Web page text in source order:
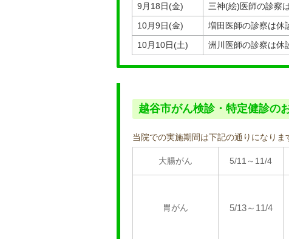
9月18日(金)
三神(絵)医師の診察
10月9日(金)
増田医師の診察は休
10月10日(土)
洲川医師の診察は休
越谷市がん検診・特定健診の
当院での実施期間は下記の通りになりま
大腸がん 5/11～11/4
胃がん 5/13～11/4